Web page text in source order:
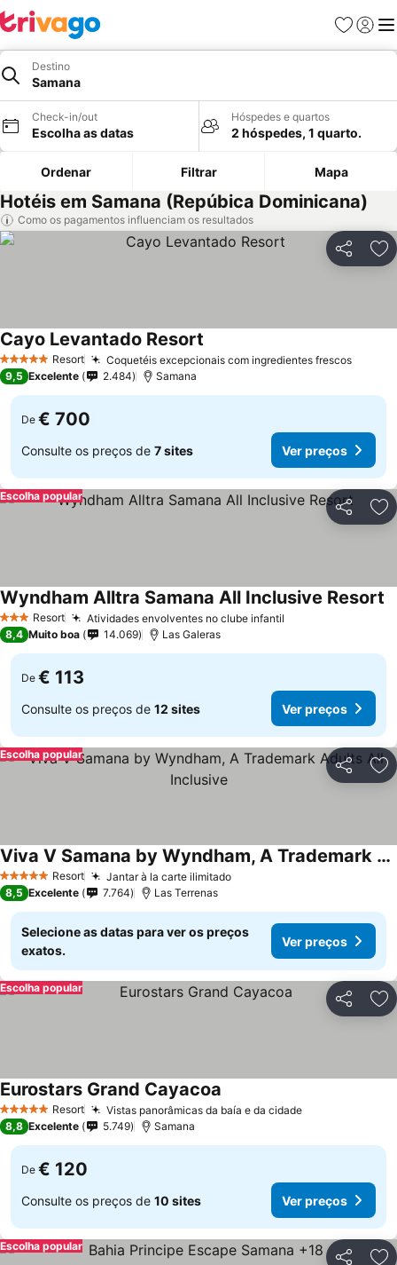
Favoritos
Iniciar
Destino
Samana
Check-in/out
Escolha as datas
Hóspedes e quartos
2 hóspedes, 1 quarto.
Ordenar Filtrar Mapa
Hotéis em Samana (Repúbica Dominicana)
Como os pagamentos influenciam os resultados
Partilhar
5 Estrelas Resort Coquetéis excepcionais com ingredientes frescosVer
Cayo Levantado Resort
9,5 Excelente 2.484 Samana
De € 700
Consulte os preços de 7 sites Ver preços
Partilhar
Escolha popular
3 EstrelasResort Atividades envolventes no clube infantil
Wyndham Alltra Samana All Inclusive Resort
8,4 Muito boa 14.069 Las Galeras
De € 113
Consulte os preços de 12 sites Ver preços
Partilhar
Escolha popular
5 Estrelas Resort Jantar à la carte ilimitadoVer preços
Viva V Samana by Wyndham, A Trademark Adults All Inclusive
Ver preços
8,5 Excelente 7.764 Las Terrenas
Selecione as datas para ver os preços
exatos.
Ver preços
Partilhar
Escolha popular
5 Estrelas Resort Vistas panorâmicas da baía e da cidadeVer preços
Eurostars Grand Cayacoa
8,8 Excelente 5.749 Samana
De € 120
Consulte os preços de 10 sites Ver preços
Escolha popular